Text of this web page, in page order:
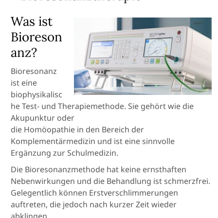
Was ist
Bioreson
anz?
Bioresonanz
ist eine
biophysikalisc
he Test- und Therapiemethode. Sie gehört wie die
Akupunktur oder
die Homöopathie in den Bereich der
Komplementärmedizin und ist eine sinnvolle
Ergänzung zur Schulmedizin.
Die Bioresonanzmethode hat keine ernsthaften
Nebenwirkungen und die Behandlung ist schmerzfrei.
Gelegentlich können Erstverschlimmerungen
auftreten, die jedoch nach kurzer Zeit wieder